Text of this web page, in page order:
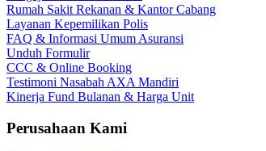
Rumah Sakit Rekanan & Kantor Cabang
Layanan Kepemilikan Polis
FAQ & Informasi Umum Asuransi
Unduh Formulir
CCC & Online Booking
Testimoni Nasabah AXA Mandiri
Kinerja Fund Bulanan & Harga Unit
Perusahaan Kami